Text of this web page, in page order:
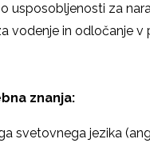
usposobljenosti za
vodenje in odločanje
znanja:
svetovnega jezika